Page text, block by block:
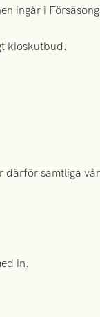
ingår i
kioskutbud.
samtliga
in.